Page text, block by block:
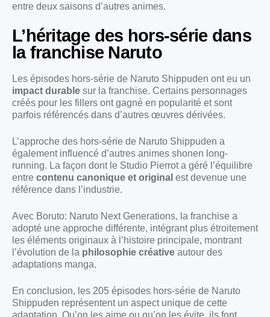
entre deux saisons d’autres animes.
L’héritage des hors-série dans
la franchise Naruto
Les épisodes hors-série de Naruto Shippuden ont eu un
impact durable sur la franchise. Certains personnages
créés pour les fillers ont gagné en popularité et sont
parfois référencés dans d’autres œuvres dérivées.
L’approche des hors-série de Naruto Shippuden a
également influencé d’autres animes shonen long-
running. La façon dont le Studio Pierrot a géré l’équilibre
entre contenu canonique et original est devenue une
référence dans l’industrie.
Avec Boruto: Naruto Next Generations, la franchise a
adopté une approche différente, intégrant plus étroitement
les éléments originaux à l’histoire principale, montrant
l’évolution de la philosophie créative autour des
adaptations manga.
En conclusion, les 205 épisodes hors-série de Naruto
Shippuden représentent un aspect unique de cette
adaptation. Qu’on les aime ou qu’on les évite, ils font